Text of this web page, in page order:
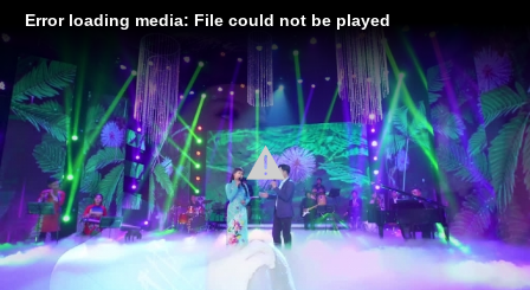
Error loading media: File could not be played